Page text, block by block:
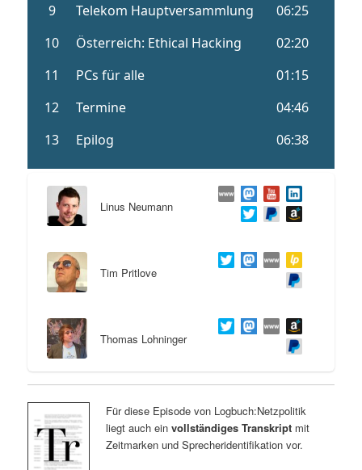
Linus Neumann
Tim Pritlove
Thomas Lohninger
Für diese Episode von Logbuch:Netzpolitik
liegt auch ein vollständiges Transkriptmit
Zeitmarken und Sprecheridentifikation vor.